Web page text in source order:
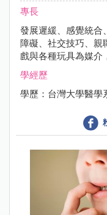
專長
發展遲緩、感覺統合
障礙、社交技巧、親
戲與各種玩具為媒介
學經歷
學歷：台灣大學醫學